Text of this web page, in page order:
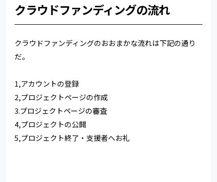
クラウドファンディングの流れ
クラウドファンディングのおおまかな流れは下記の通り
だ。
1,アカウントの登録
2,プロジェクトページの作成
3.プロジェクトページの審査
4,プロジェクトの公開
5,プロジェクト終了・支援者へお礼